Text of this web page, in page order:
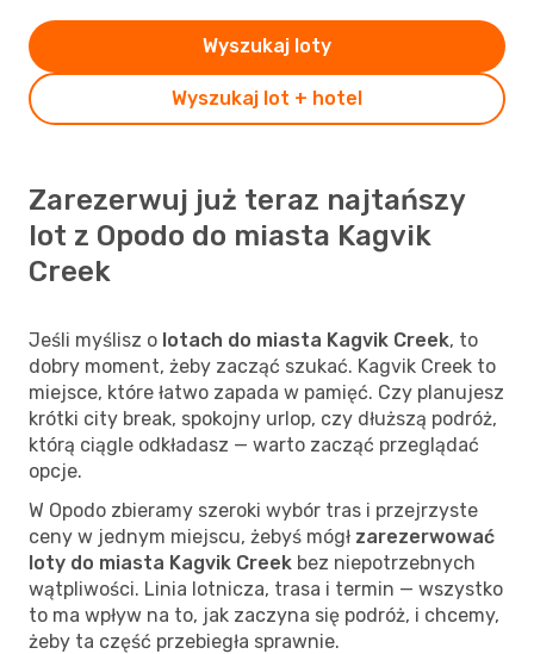
Wyszukaj lot + hotel
Wyszukaj loty
Zarezerwuj już teraz najtańszy
lot z Opodo do miasta Kagvik
Creek
Jeśli myślisz o lotach do miasta Kagvik Creek, to
dobry moment, żeby zacząć szukać. Kagvik Creek to
miejsce, które łatwo zapada w pamięć. Czy planujesz
krótki city break, spokojny urlop, czy dłuższą podróż,
którą ciągle odkładasz — warto zacząć przeglądać
opcje.
W Opodo zbieramy szeroki wybór tras i przejrzyste
ceny w jednym miejscu, żebyś mógł zarezerwować
loty do miasta Kagvik Creek bez niepotrzebnych
wątpliwości. Linia lotnicza, trasa i termin — wszystko
to ma wpływ na to, jak zaczyna się podróż, i chcemy,
żeby ta część przebiegła sprawnie.